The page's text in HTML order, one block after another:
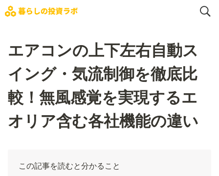
エアコンの上下左右自動ス
イング・気流制御を徹底比
較！無風感覚を実現するエ
オリア含む各社機能の違い
この記事を読むと分かること